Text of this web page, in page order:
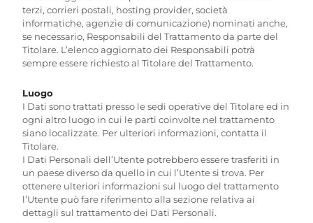
terzi, corrieri postali, hosting provider, società
informatiche, agenzie di comunicazione) nominati anche,
se necessario, Responsabili del Trattamento da parte del
Titolare. L’elenco aggiornato dei Responsabili potrà
sempre essere richiesto al Titolare del Trattamento.
Luogo
I Dati sono trattati presso le sedi operative del Titolare ed in
ogni altro luogo in cui le parti coinvolte nel trattamento
siano localizzate. Per ulteriori informazioni, contatta il
Titolare.
I Dati Personali dell’Utente potrebbero essere trasferiti in
un paese diverso da quello in cui l’Utente si trova. Per
ottenere ulteriori informazioni sul luogo del trattamento
l’Utente può fare riferimento alla sezione relativa ai
dettagli sul trattamento dei Dati Personali.